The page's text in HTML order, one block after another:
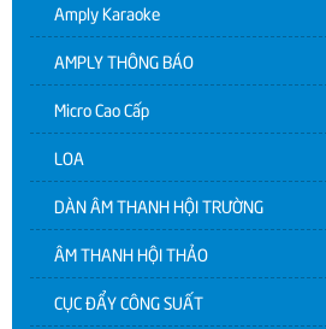
Amply Karaoke
AMPLY THÔNG BÁO
Micro Cao Cấp
LOA
DÀN ÂM THANH HỘI TRƯỜNG
ÂM THANH HỘI THẢO
CỤC ĐẨY CÔNG SUẤT